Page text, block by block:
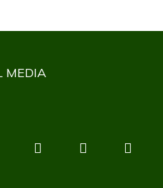
MEDIA